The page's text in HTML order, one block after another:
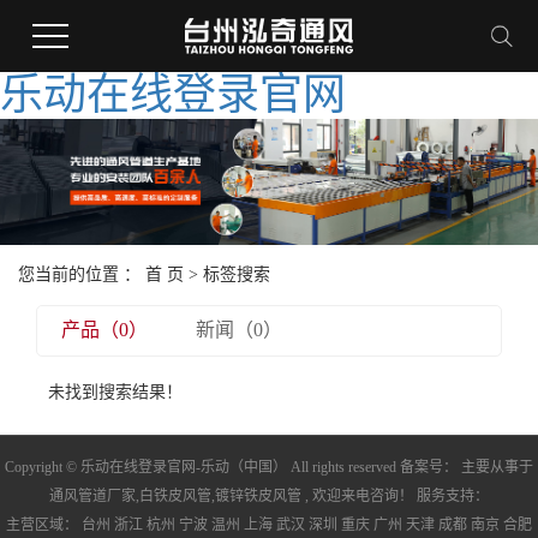
乐动在线登录官网
您当前的位置 ： 首 页 > 标签搜索
产品（0） 新闻（0）
未找到搜索结果！
Copyright © 乐动在线登录官网-乐动（中国） All rights reserved 备案号： 主要从事于
通风管道厂家, 白铁皮风管,镀锌铁皮风管 , 欢迎来电咨询！ 服务支持：
主营区域： 台州 浙江 杭州 宁波 温州 上海 武汉 深圳 重庆 广州 天津 成都 南京 合肥